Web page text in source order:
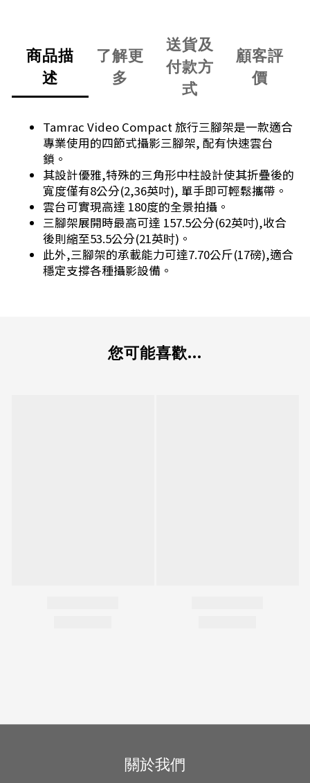
商品描
述
了解更
多
送貨及
付款方
式
顧客評
價
Tamrac Video Compact 旅行三腳架是一款適合
專業使用的四節式攝影三腳架, 配有快速雲台
鎖。
其設計優雅,特殊的三角形中柱設計使其折疊後的
寬度僅有8公分(2,36英吋), 單手即可輕鬆攜帶。
雲台可實現高達 180度的全景拍攝。
三腳架展開時最高可達 157.5公分(62英吋),收合
後則縮至53.5公分(21英时)。
此外,三腳架的承載能力可達7.70公斤(17磅),適合
穩定支撐各種攝影設備。
您可能喜歡...
關於我們